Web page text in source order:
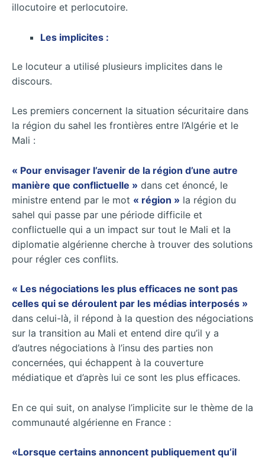
illocutoire et perlocutoire.
Les implicites :
Le locuteur a utilisé plusieurs implicites dans le
discours.
Les premiers concernent la situation sécuritaire dans
la région du sahel les frontières entre l’Algérie et le
Mali :
« Pour envisager l’avenir de la région d’une autre
manière que conflictuelle » dans cet énoncé, le
ministre entend par le mot « région » la région du
sahel qui passe par une période difficile et
conflictuelle qui a un impact sur tout le Mali et la
diplomatie algérienne cherche à trouver des solutions
pour régler ces conflits.
« Les négociations les plus efficaces ne sont pas
celles qui se déroulent par les médias interposés »
dans celui-là, il répond à la question des négociations
sur la transition au Mali et entend dire qu’il y a
d’autres négociations à l’insu des parties non
concernées, qui échappent à la couverture
médiatique et d’après lui ce sont les plus efficaces.
En ce qui suit, on analyse l’implicite sur le thème de la
communauté algérienne en France :
«Lorsque certains annoncent publiquement qu’il